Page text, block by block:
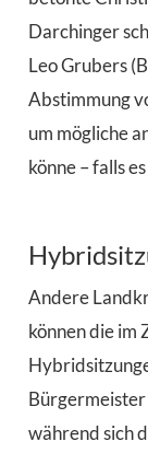
Darchinger
Leo Grubers
Abstimmung
um mögliche
könne – falls
Andere
können die im
Bürgermeister
während sich